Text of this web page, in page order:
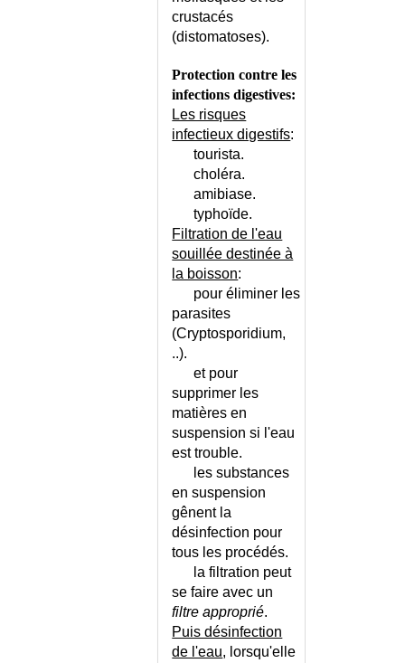
crustacés
(distomatoses).
Protection contre les
infections digestives:
Les risques
infectieux digestifs:
tourista.
choléra.
amibiase.
typhoïde.
Filtration de l'eau
souillée destinée à
la boisson:
pour éliminer les
parasites
(Cryptosporidium,
..).
et pour
supprimer les
matières en
suspension si l'eau
est trouble.
les substances
en suspension
gênent la
désinfection pour
tous les procédés.
la filtration peut
se faire avec un
filtre approprié.
Puis désinfection
de l'eau, lorsqu'elle